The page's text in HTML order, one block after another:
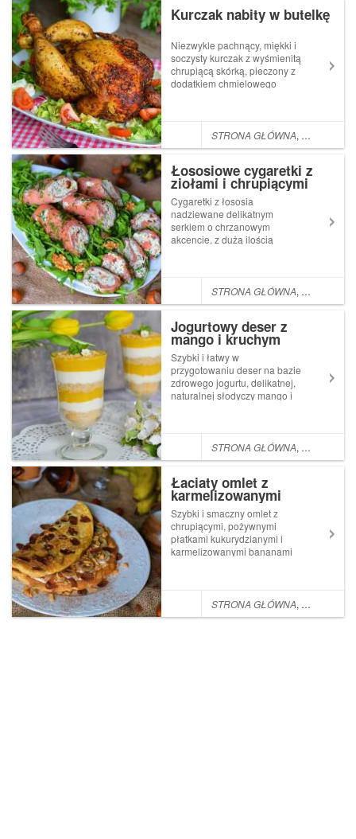
Kurczak nabity w butelkę
Niezwykle pachnący, miękki i
soczysty kurczak z wyśmienitą
chrupiącą skórką, pieczony z
dodatkiem chmielowego
niedzielny
obiad.Składniki:1,6kg
jabłkowym (w...
STRONA GŁÓWNA, POMYSŁ
Łososiowe cygaretki z
ziołami i chrupiącymi
orzechami
Cygaretki z łososia
nadziewane delikatnym
serkiem o chrzanowym
akcencie, z dużą ilością
kawałkami orzechów są
doskonałą propozycją na
każdej imprezy. Z p...
STRONA GŁÓWNA,
Jogurtowy deser z
mango i kruchym
ciasteczkiem
Szybki i łatwy w
przygotowaniu deser na bazie
zdrowego jogurtu, delikatnej,
naturalnej słodyczy mango i
gorące dni.Składniki:350g
miąższu z mango1 łyżka soku
natural...
STRONA GŁÓWNA, DESERKI
Łaciaty omlet z
karmelizowanymi
bananami i chrupiącymi
płatkami
Szybki i smaczny omlet z
chrupiącymi, pożywnymi
płatkami kukurydzianymi i
karmelizowanymi bananami
rozpocząć każdy dzień.
Dorodna kukurydza w
STRONA GŁÓWNA, POMYSŁ